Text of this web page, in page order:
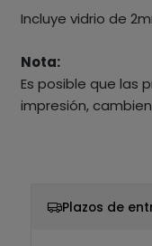
Incluye vidrio de
Nota:
Es posible que las
impresión,
Plazos de